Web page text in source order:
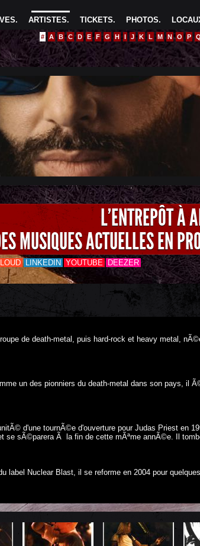
PHOTOS.
TICKETS.
ARTISTES.
.
# A B C D E F G H I J K L M N O P
L'ENTREPÔT À
MUSIQUES ACTUELLES EN
LINKEDIN YOUTUBE DEEZER
de death-metal, puis hard-rock et heavy metal,
un des pionniers du death-metal dans son pays, il
d'une tournÃ©e d'ouverture pour Judas Priest en
se sÃ©parera Ã la fin de cette mÃªme annÃ©e. Il
label Nuclear Blast, il se reforme en 2004 pour